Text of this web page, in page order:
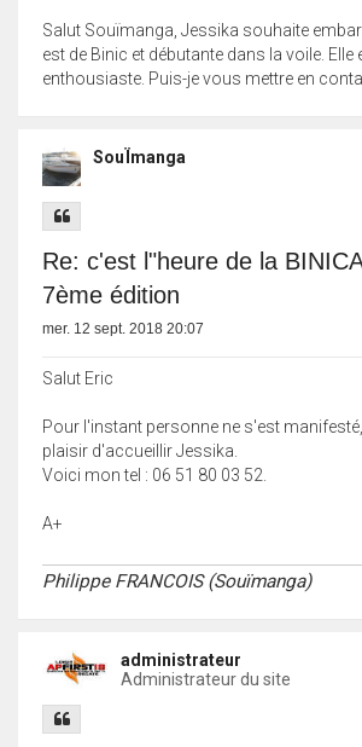
Salut Souïmanga, Jessika souhaite
est de Binic et débutante dans la voile. Elle
enthousiaste. Puis-je vous mettre en
SouÏmanga
Re: c'est l"heure de la
7ème édition
mer. 12 sept. 2018 20:07
Salut Eric
Pour l'instant personne ne s'est
plaisir d'accueillir Jessika.
Voici mon tel : 06 51 80 03 52.
A+
Philippe FRANCOIS (Souïmanga)
administrateur
Administrateur du site